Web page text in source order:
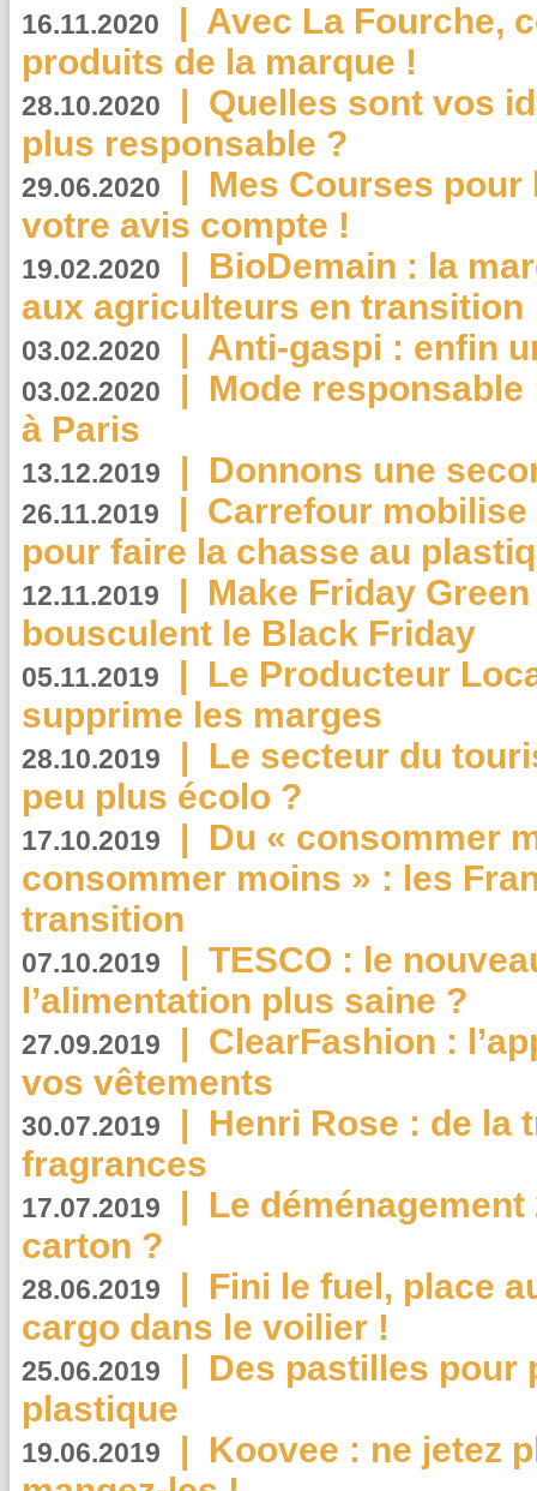
16.11.2020 | Avec La Fourche,
produits de la marque !
28.10.2020 | Quelles sont vos
plus responsable ?
29.06.2020 | Mes Courses pour
votre avis compte !
19.02.2020 | BioDemain : la
aux agriculteurs en transition
03.02.2020 | Anti-gaspi : enfin
03.02.2020 | Mode
à Paris
13.12.2019 | Donnons une
26.11.2019 | Carrefour
pour faire la chasse au
12.11.2019 | Make Friday
bousculent le Black Friday
05.11.2019 | Le Producteur
supprime les marges
28.10.2019 | Le secteur du
peu plus écolo ?
17.10.2019 | Du « consommer
consommer moins » : les
transition
07.10.2019 | TESCO : le
l’alimentation plus saine ?
27.09.2019 | ClearFashion :
vos vêtements
30.07.2019 | Henri Rose : de la
fragrances
17.07.2019 | Le
carton ?
28.06.2019 | Fini le fuel, place
cargo dans le voilier !
25.06.2019 | Des pastilles pour
plastique
19.06.2019 | Koovee : ne jetez